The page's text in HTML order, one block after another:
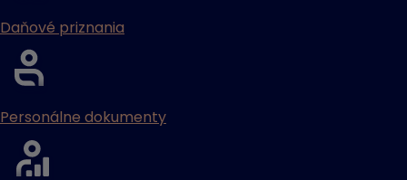
Daňové priznania
Personálne dokumenty